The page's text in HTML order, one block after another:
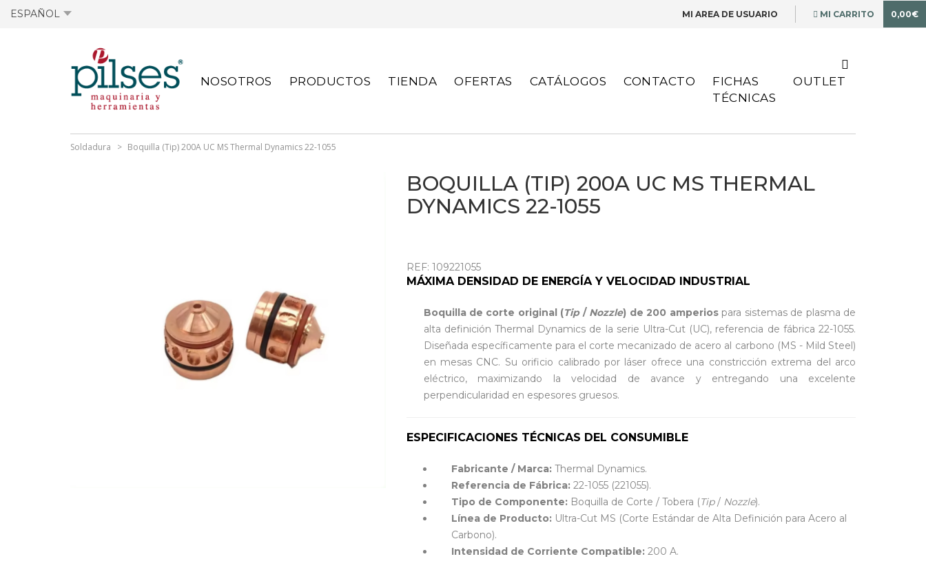
ESPAÑOL MI CARRITO 0,00€
MI AREA DE USUARIO
NOSOTROS PRODUCTOS TIENDA OFERTAS
OFERTAS ACTIVAS OFERTAS ANTIGUAS CATÁLOGOS CONTACTO
FICHAS
TÉCNICAS
FICHAS TÉCNICAS
ACTIVAS
FICHAS TÉCNICAS
OUTLET
Soldadura Boquilla (Tip) 200A UC MS Thermal Dynamics 22-1055
BOQUILLA (TIP) 200A UC MS THERMAL
DYNAMICS 22-1055
REF: 109221055
MÁXIMA DENSIDAD DE ENERGÍA Y VELOCIDAD INDUSTRIAL
Boquilla de corte original (Tip/ Nozzle) de 200 amperiospara sistemas de plasma de
alta definición Thermal Dynamics de la serie Ultra-Cut (UC), referencia de fábrica 22-1055.
Diseñada específicamente para el corte mecanizado de acero al carbono (MS - Mild Steel)
en mesas CNC. Su orificio calibrado por láser ofrece una constricción extrema del arco
eléctrico, maximizando la velocidad de avance y entregando una excelente
perpendicularidad en espesores gruesos.
ESPECIFICACIONES TÉCNICAS DEL CONSUMIBLE
Fabricante / Marca: Thermal Dynamics.
Referencia de Fábrica: 22-1055 (221055).
Tipo de Componente: Boquilla de Corte / Tobera (Tip/ Nozzle).
Línea de Producto: Ultra-Cut MS (Corte Estándar de Alta Definición para Acero al
Carbono).
Intensidad de Corriente Compatible: 200 A.